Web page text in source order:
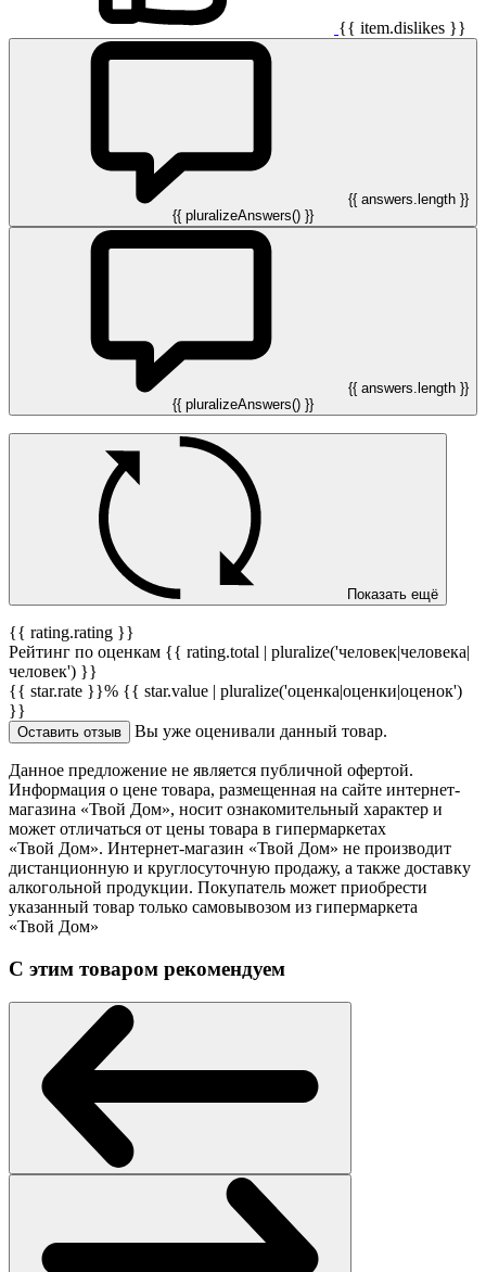
{{ item.dislikes }}
{{ answers.length }}
{{ pluralizeAnswers() }}
{{ answers.length }}
{{ pluralizeAnswers() }}
Показать ещё
{{ rating.rating }}
Рейтинг по оценкам {{ rating.total | pluralize('человек|человека|
человек') }}
{{ star.rate }}% {{ star.value | pluralize('оценка|оценки|оценок')
}}
Оставить отзыв Вы уже оценивали данный товар.
Данное предложение не является публичной офертой.
Информация о цене товара, размещенная на сайте интернет-
магазина «Твой Дом», носит ознакомительный характер и
может отличаться от цены товара в гипермаркетах
«Твой Дом». Интернет-магазин «Твой Дом» не производит
дистанционную и круглосуточную продажу, а также доставку
алкогольной продукции. Покупатель может приобрести
указанный товар только самовывозом из гипермаркета
«Твой Дом»
С этим товаром рекомендуем